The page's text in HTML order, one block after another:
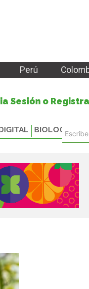
Perú
Sesión o
BIOLOGICALS